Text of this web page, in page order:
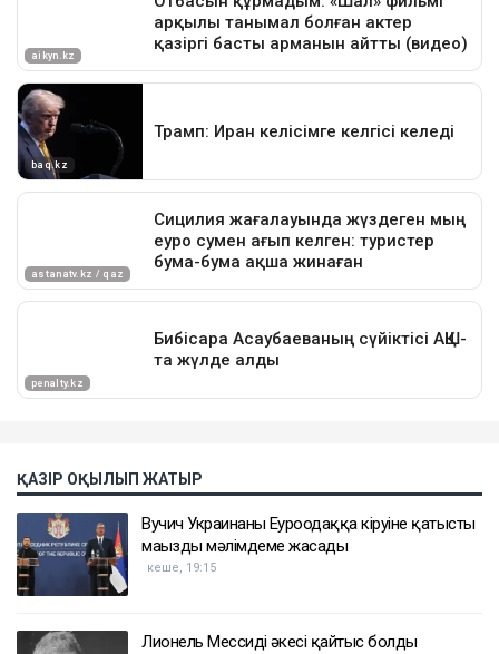
ҚАЗІР ОҚЫЛЫП ЖАТЫР
Вучич Украинаның Еуроодаққа кіруіне қатысты
маңызды мәлімдеме жасады
кеше, 19:15
Лионель Мессидің әкесі қайтыс болды